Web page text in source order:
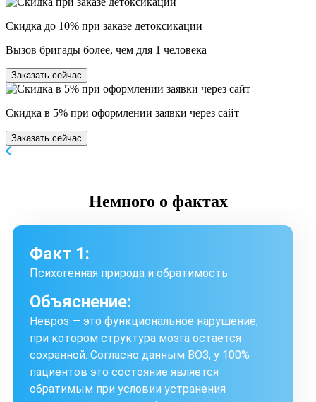
Скидка до 10% при заказе детоксикации
Вызов бригады более, чем для 1 человека
Заказать сейчас
Скидка в 5% при оформлении заявки через сайт
Заказать сейчас
Немного о фактах
Факт 1:
Психогенная природа и обратимость
Объяснение:
Невроз — это функциональное нарушение,
при котором структура мозга остается
сохранной. Согласно данным ВОЗ, у 100%
пациентов это состояние является
обратимым при условии устранения